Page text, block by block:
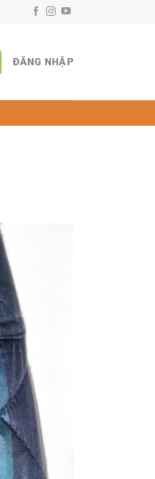
ĐĂNG NHẬP